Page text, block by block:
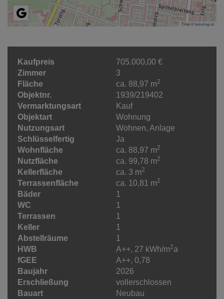
Tiles ©basemap.at
Kaufpreis
705.000,00 €
Zimmer
3
Fläche
ca. 88,97 m2
Objektnr.
1939/219402
Vermarktungsart
Kauf
Objektart
Wohnung
Nutzungsart
Wohnen Anlage
Schlüsselfertig
Ja
Wohnfläche
ca. 88,97 m2
Nutzfläche ca. 99,78 m2
Kellerfläche ca. 3 m2
Terrassenfläche ca. 10,81 m2
Bäder
1
WC
1
Terrassen
1
Keller
1
Abstellräume
1
HWB
A++, 27 kWh/m2a
fGEE
A++, 0,78
Baujahr
2026
Erschließung
vollerschlossen
Bauart
Neubau